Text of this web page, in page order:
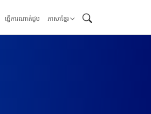
ធ្វើការណាត់ជួប ភាសាខ្មែរ